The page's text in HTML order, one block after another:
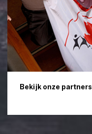
Bekijk onze partners